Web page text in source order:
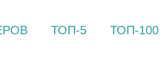
ТОП-5 ТОП-100